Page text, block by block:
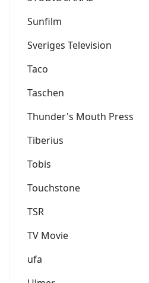
Sunfilm
Sveriges Television
Taco
Taschen
Thunder's Mouth Press
Tiberius
Tobis
Touchstone
TSR
TV Movie
ufa